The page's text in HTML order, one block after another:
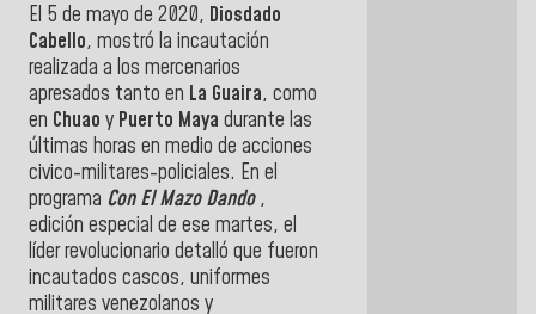
El 5 de mayo de 2020, Diosdado
Cabello, mostró la incautación
realizada a los mercenarios
apresados tanto en La Guaira, como
en Chuao y Puerto Maya durante las
últimas horas en medio de acciones
civico-militares-policiales. En el
programa Con El Mazo Dando,
edición especial de ese martes, el
líder revolucionario detalló que fueron
incautados cascos, uniformes
militares venezolanos y